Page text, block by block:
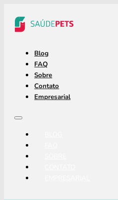
Blog
FAQ
Sobre
Contato
Empresarial